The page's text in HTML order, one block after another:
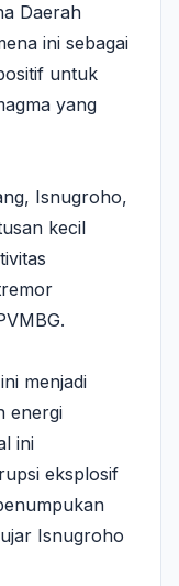
Daerah
ini sebagai
untuk
yang
Isnugroho,
kecil
menjadi
energi
ini
eksplosif
Isnugroho